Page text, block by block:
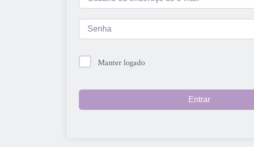
Manter logado
Entrar